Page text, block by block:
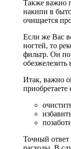
Также важно
накипи в
очищается
Если же Вас
ногтей, то
фильтр. Он
Итак, важно
приобретаете
Точный